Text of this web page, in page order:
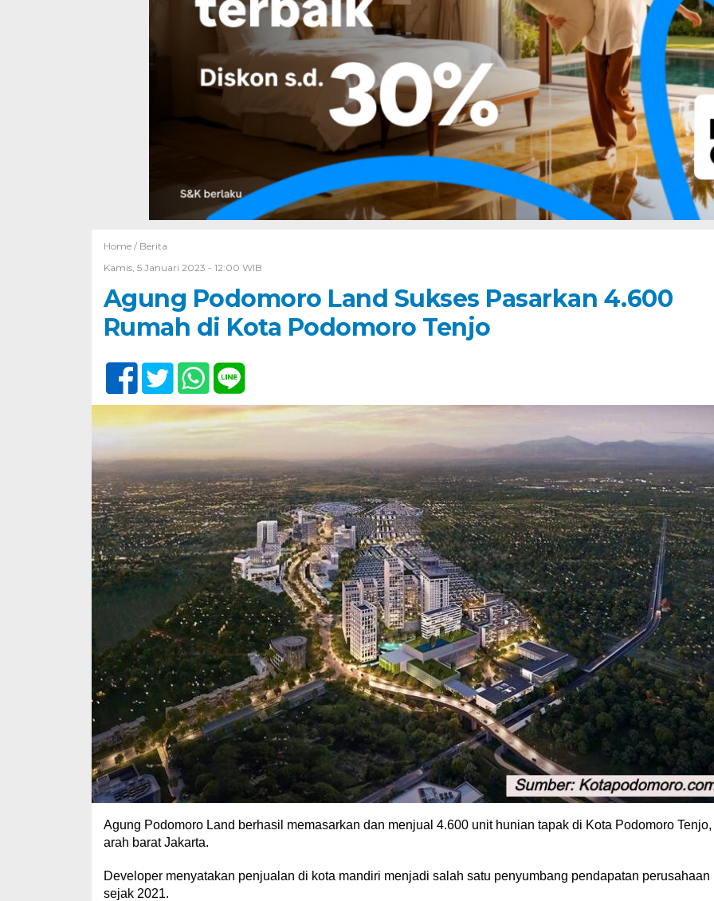
Home / Berita
Kamis, 5 Januari 2023 - 12:00 WIB
Agung Podomoro Land Sukses Pasarkan 4.600
Rumah di Kota Podomoro Tenjo
Agung Podomoro Land berhasil memasarkan dan menjual 4.600 unit hunian tapak di Kota Podomoro Tenjo,
arah barat Jakarta.
Developer menyatakan penjualan di kota mandiri menjadi salah satu penyumbang pendapatan perusahaan
sejak 2021.